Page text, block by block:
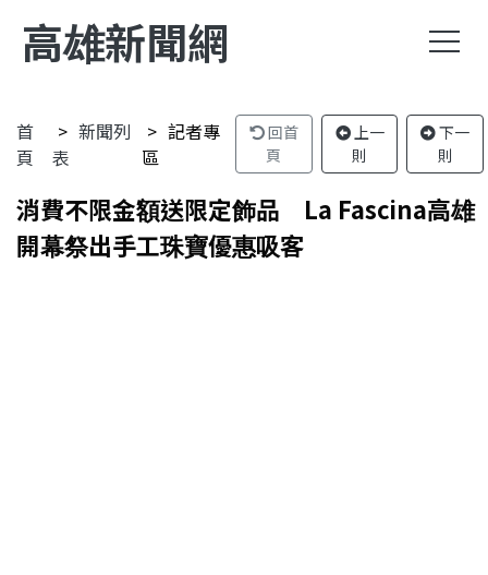
高雄新聞網
首
頁
新聞列
表
記者專
區
回首
頁
上一
則
下一
則
消費不限金額送限定飾品 La Fascina高雄
開幕祭出手工珠寶優惠吸客